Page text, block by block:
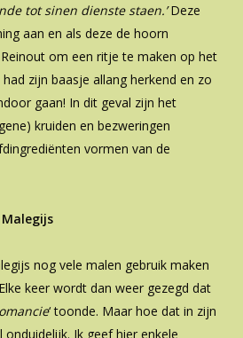
tot sinen dienste staen.’Deze
aan en als deze de hoorn
om een ritje te maken op het
zijn baasje allang herkend en zo
gaan! In dit geval zijn het
kruiden en bezweringen
vormen van de
nog vele malen gebruik maken
keer wordt dan weer gezegd dat
‘ toonde. Maar hoe dat in zijn
Ik geef hier enkele